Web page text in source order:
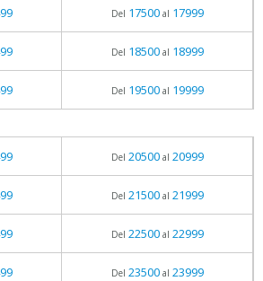
Del 17500al 17999
Del 18500al 18999
Del 19500al 19999
Del 20500al 20999
Del 21500al 21999
Del 22500al 22999
Del 23500al 23999